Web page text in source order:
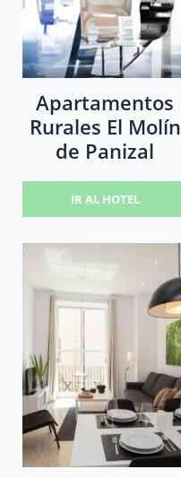
Apartamentos
Rurales El Molín
de Panizal
IR AL HOTEL